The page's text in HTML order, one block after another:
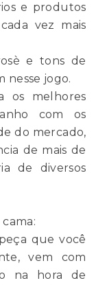
e produtos
vez mais
e tons de
nesse jogo.
os melhores
com os
do mercado,
de mais de
de diversos
que você
vem com
na hora de